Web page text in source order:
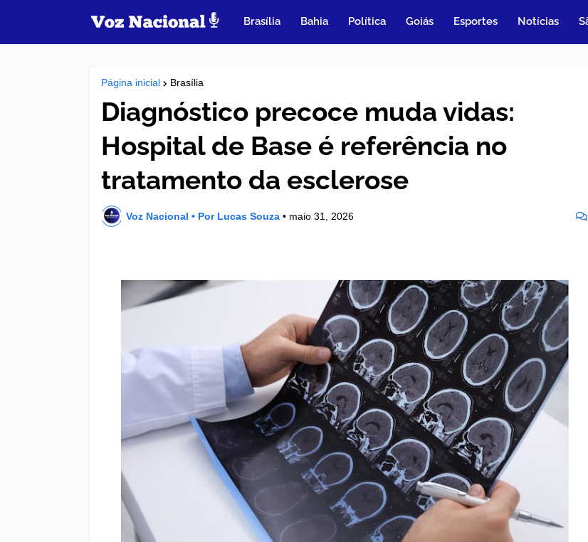
Brasília Bahia Política Goiás Esportes Notícias
Página inicial Brasília
Diagnóstico precoce muda vidas:
Hospital de Base é referência no
tratamento da esclerose
Voz Nacional • Por Lucas Souza • maio 31, 2026